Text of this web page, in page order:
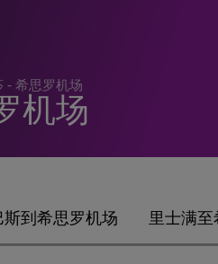
- 希思罗机场
机场
斯到希思罗机场 里士满